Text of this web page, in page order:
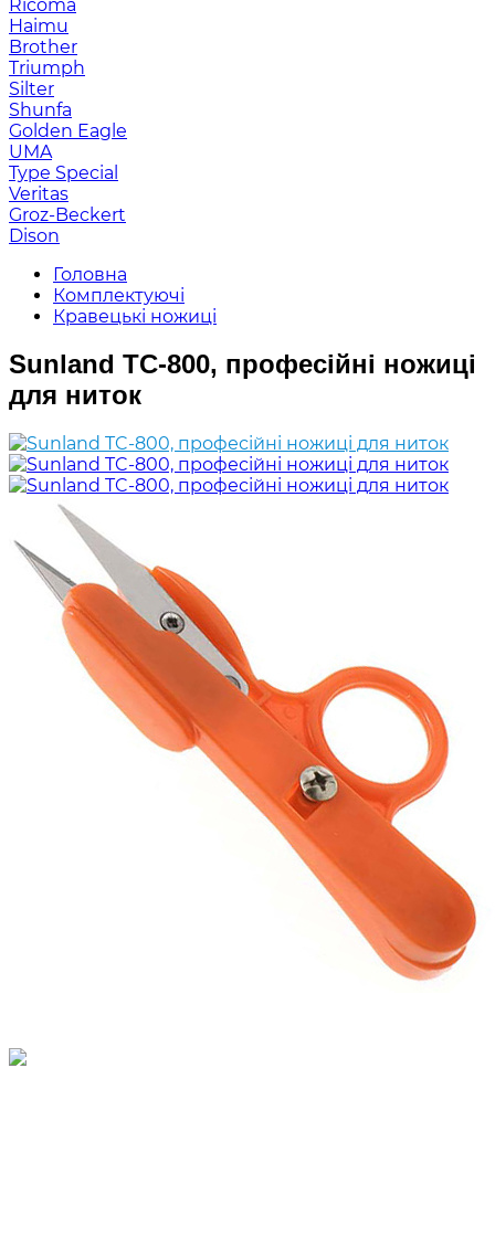
Ricoma
Haimu
Brother
Triumph
Silter
Shunfa
Golden Eagle
UMA
Type Special
Veritas
Groz-Beckert
Dison
Головна
Комплектуючі
Кравецькі ножиці
Sunland TC-800, професійні ножиці
для ниток